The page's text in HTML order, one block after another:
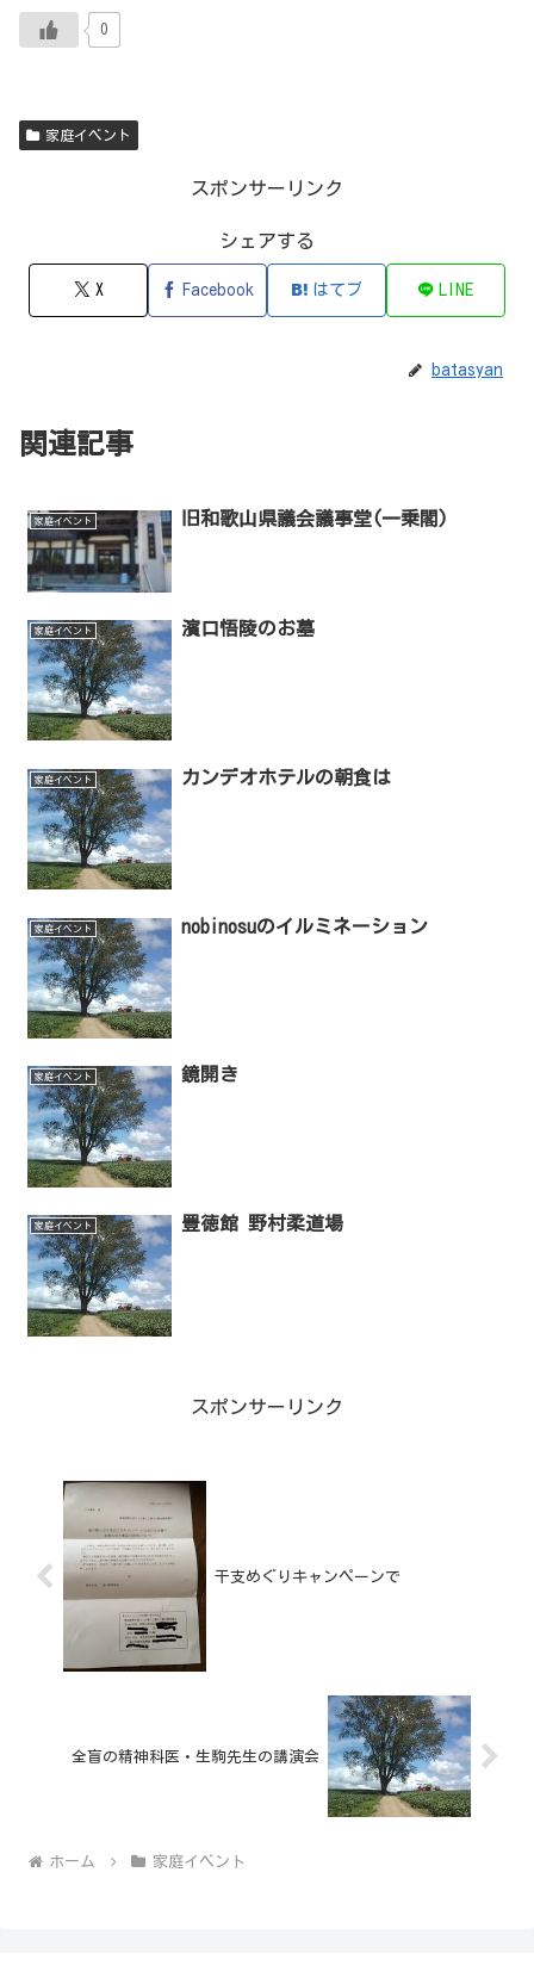
0
家庭イベント
スポンサーリンク
シェアする
X Facebook はてブ LINE
batasyan
関連記事
家庭イベント 旧和歌山県議会議事堂(一乗閣)
家庭イベント 濱口悟陵のお墓
家庭イベント カンデオホテルの朝食は
家庭イベント nobinosuのイルミネーション
家庭イベント 鏡開き
家庭イベント 豊徳館 野村柔道場
スポンサーリンク
干支めぐりキャンペーンで
全盲の精神科医・生駒先生の講演会
ホーム 家庭イベント